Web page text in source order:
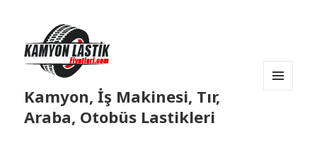
Kamyon, İş Makinesi, Tır,
Araba, Otobüs Lastikleri